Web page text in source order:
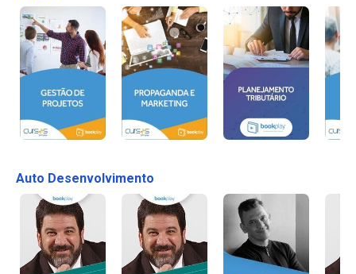
Auto Desenvolvimento